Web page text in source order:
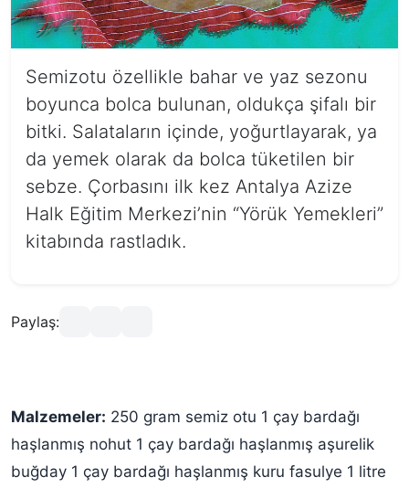
Semizotu özellikle bahar ve yaz sezonu
boyunca bolca bulunan, oldukça şifalı bir
bitki. Salataların içinde, yoğurtlayarak, ya
da yemek olarak da bolca tüketilen bir
sebze. Çorbasını ilk kez Antalya Azize
Halk Eğitim Merkezi’nin “Yörük Yemekleri”
kitabında rastladık.
Paylaş:
Malzemeler: 250 gram semiz otu 1 çay bardağı
haşlanmış nohut 1 çay bardağı haşlanmış aşurelik
buğday 1 çay bardağı haşlanmış kuru fasulye 1 litre